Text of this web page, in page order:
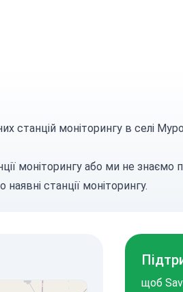
станцій моніторингу в селі
моніторингу або ми не знаємо
наявні станції моніторингу.
щоб